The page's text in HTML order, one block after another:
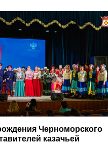
Черноморского
казачьей